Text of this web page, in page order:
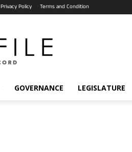
Privacy Policy Terms and Condition
GOVERNANCE LEGISLATURE